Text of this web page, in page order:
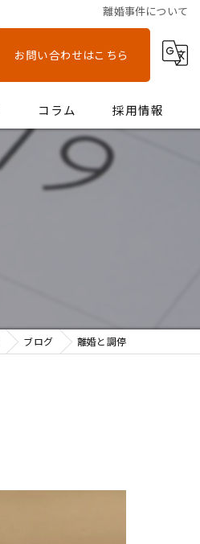
離婚事件について
お問い合わせはこちら
コラム 採用情報
ブログ 離婚と調停